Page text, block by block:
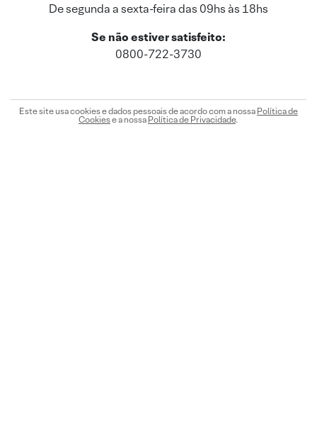
De segunda a sexta-feira das 09hs às 18hs
Se não estiver satisfeito:
0800-722-3730
Este site usa cookies e dados pessoais de acordo com a nossa Política de
Cookiese a nossa Política de Privacidade.